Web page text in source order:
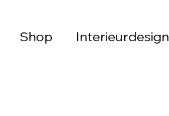
Shop Interieurdesign